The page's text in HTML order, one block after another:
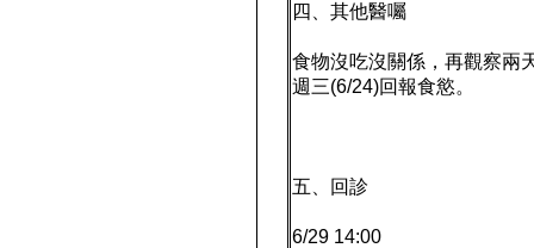
四、其他醫囑
食物沒吃沒關係，再觀察兩
週三(6/24)回報食慾。
五、回診
6/29 14:00